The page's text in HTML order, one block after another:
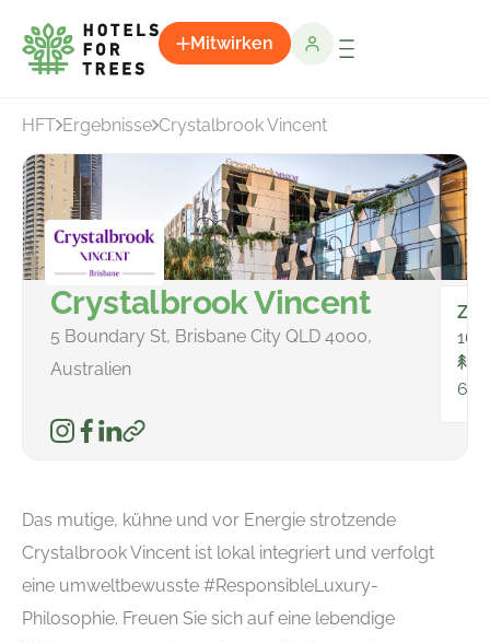
Mitwirken
HFT Ergebnisse Crystalbrook Vincent
Crystalbrook Vincent
5 Boundary St, Brisbane City QLD 4000,
Australien
166
683
Das mutige, kühne und vor Energie strotzende
Crystalbrook Vincent ist lokal integriert und verfolgt
eine umweltbewusste #ResponsibleLuxury-
Philosophie. Freuen Sie sich auf eine lebendige